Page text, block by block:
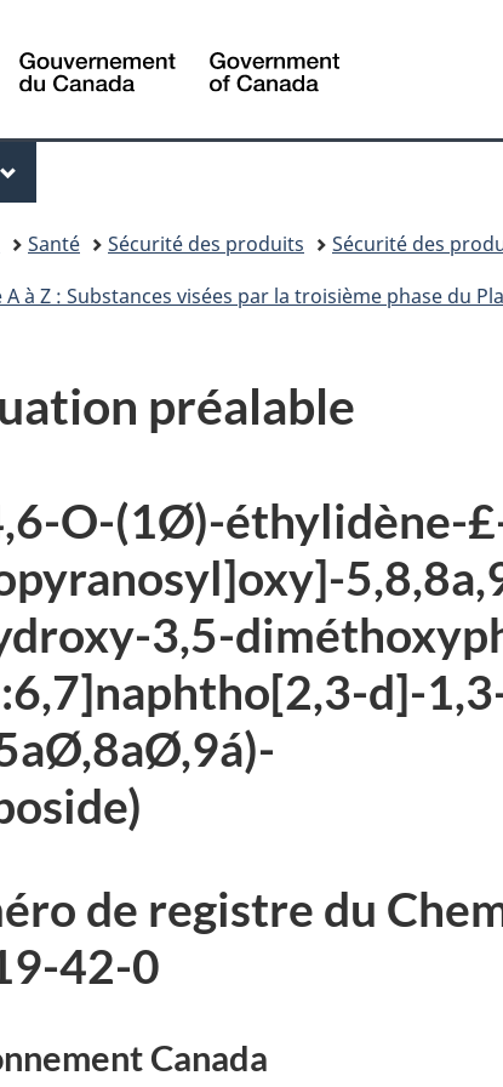
Canada
Santé Sécurité des produits Sécurité des
A à Z : Substances visées par la troisième phase du
préalable
O-(1Ø)-éthylidène-
3,5-
d]-
de registre du
42-0
Canada